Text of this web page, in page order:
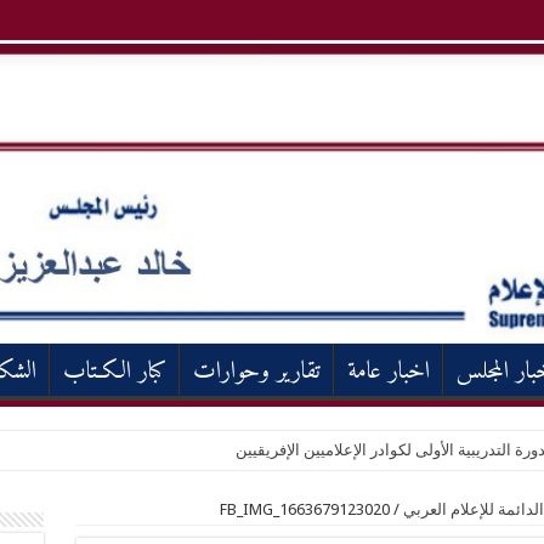
المجلس اخبار عامة تقارير وحوارات كبار الكـتاب
التدريبية الأولى لكوادر الإعلاميين الإفريقيين
/
FB_IMG_1663679123020